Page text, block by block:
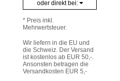
oder direkt bei:
* Preis inkl.
Mehrwertsteuer.
Wir liefern in die EU und
die Schweiz. Der Versand
ist kostenlos ab EUR 50,-.
Ansonsten betragen die
Versandkosten EUR 5,-